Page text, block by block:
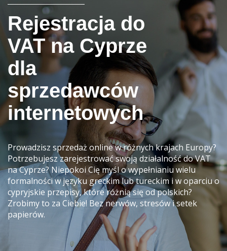
Rejestracja do
VAT na Cyprze
dla
sprzedawców
internetowych
Prowadzisz sprzedaż online w różnych krajach Europy?
Potrzebujesz zarejestrować swoją działalność do VAT
na Cyprze? Niepokoi Cię myśl o wypełnianiu wielu
formalności w języku greckim lub tureckim i w oparciu o
cypryjskie przepisy, które różnią się od polskich?
Zrobimy to za Ciebie! Bez nerwów, stresów i setek
papierów.